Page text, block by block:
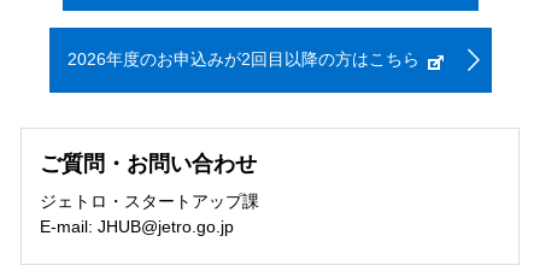
2026年度のお申込みが2回目以降の方はこちら
ご質問・お問い合わせ
ジェトロ・スタートアップ課
E-mail: JHUB@jetro.go.jp